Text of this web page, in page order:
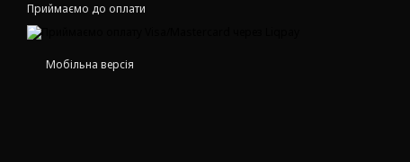
Приймаємо до оплати
Мобільна версія